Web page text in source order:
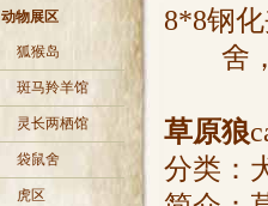
动物展区
狐猴岛
斑马羚羊馆
灵长两栖馆
袋鼠舍
虎区
8*8钢
舍，2
草原狼
分类：